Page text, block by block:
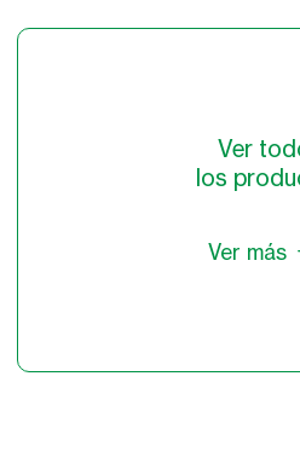
Ver
los
Ver más